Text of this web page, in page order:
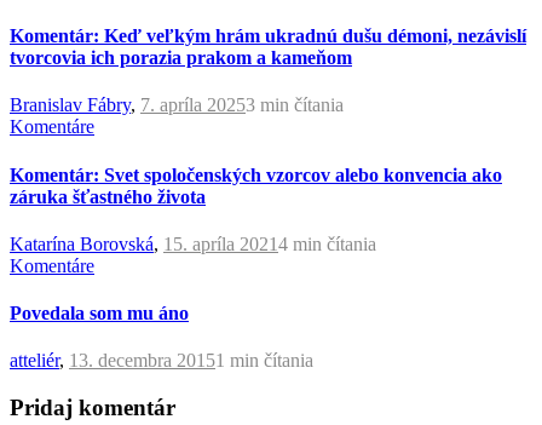
Komentár: Keď veľkým hrám ukradnú dušu démoni, nezávislí
tvorcovia ich porazia prakom a kameňom
Branislav Fábry, 7. apríla 20253 min čítania
Komentáre
Komentár: Svet spoločenských vzorcov alebo konvencia ako
záruka šťastného života
Katarína Borovská, 15. apríla 20214 min čítania
Komentáre
Povedala som mu áno
atteliér, 13. decembra 20151 min čítania
Pridaj komentár